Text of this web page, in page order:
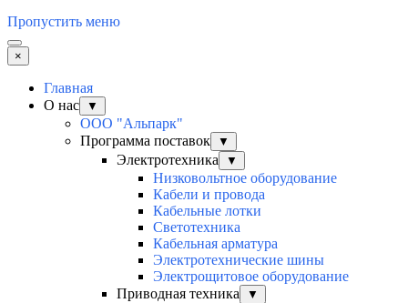
Пропустить меню
×
Главная
О нас
▼
ООО "Альпарк"
Программа поставок
▼
Электротехника ▼
Низковольтное оборудование
Кабели и провода
Кабельные лотки
Светотехника
Кабельная арматура
Электротехнические шины
Электрощитовое оборудование
Приводная техника
▼